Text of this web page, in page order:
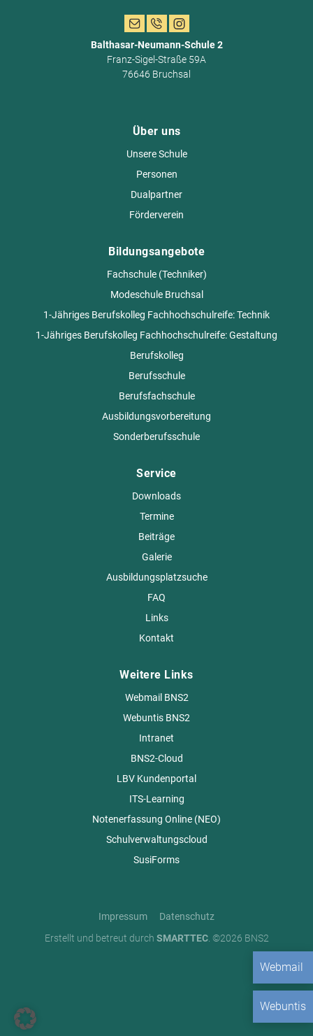
Webmail
Webuntis
Balthasar-Neumann-Schule 2
Franz-Sigel-Straße 59A
76646 Bruchsal
Über uns
Unsere Schule
Personen
Dualpartner
Förderverein
Bildungsangebote
Fachschule (Techniker)
Modeschule Bruchsal
1-Jähriges Berufskolleg Fachhochschulreife: Technik
1-Jähriges Berufskolleg Fachhochschulreife: Gestaltung
Berufskolleg
Berufsschule
Berufsfachschule
Ausbildungsvorbereitung
Sonderberufsschule
Service
Downloads
Termine
Beiträge
Galerie
Ausbildungsplatzsuche
FAQ
Links
Kontakt
Weitere Links
Webmail BNS2
Webuntis BNS2
Intranet
BNS2-Cloud
LBV Kundenportal
ITS-Learning
Notenerfassung Online (NEO)
Schulverwaltungscloud
SusiForms
Impressum
Datenschutz
Erstellt und betreut durch SMARTTEC. ©2026 BNS2